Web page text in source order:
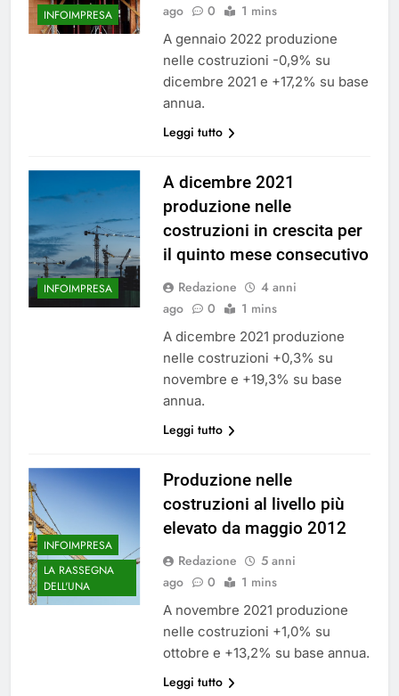
INFOIMPRESA
ago
0 1 mins
A gennaio 2022 produzione
nelle costruzioni -0,9% su
dicembre 2021 e +17,2% su base
annua.
Leggi tutto
INFOIMPRESA
A dicembre 2021
produzione nelle
costruzioni in crescita per
il quinto mese consecutivo
Redazione
4 anni
ago
0 1 mins
A dicembre 2021 produzione
nelle costruzioni +0,3% su
novembre e +19,3% su base
annua.
Leggi tutto
INFOIMPRESA
LA RASSEGNA
DELL'UNA
Produzione nelle
costruzioni al livello più
elevato da maggio 2012
Redazione
5 anni
ago
0 1 mins
A novembre 2021 produzione
nelle costruzioni +1,0% su
ottobre e +13,2% su base annua.
Leggi tutto